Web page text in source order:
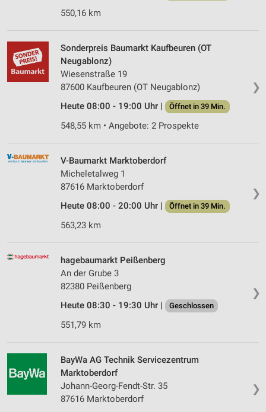
550,16 km
❯
Sonderpreis Baumarkt Kaufbeuren (OT
Neugablonz)
Wiesenstraße 19
87600 Kaufbeuren (OT Neugablonz)
Heute 08:00 - 19:00 Uhr |
Öffnet in 39 Min.
548,55 km • Angebote: 2 Prospekte
❯
V-Baumarkt Marktoberdorf
Micheletalweg 1
87616 Marktoberdorf
Heute 08:00 - 20:00 Uhr |
Öffnet in 39 Min.
563,23 km
❯
hagebaumarkt Peißenberg
An der Grube 3
82380 Peißenberg
Heute 08:30 - 19:30 Uhr |
Geschlossen
551,79 km
❯
BayWa AG Technik Servicezentrum
Marktoberdorf
Johann-Georg-Fendt-Str. 35
87616 Marktoberdorf